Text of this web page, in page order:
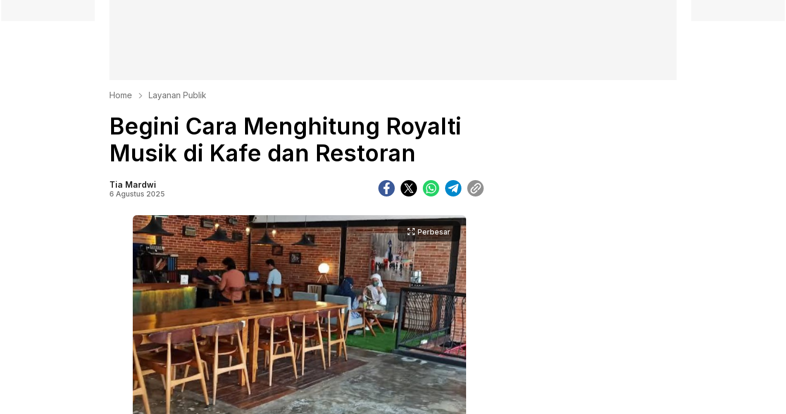
Home Layanan Publik
Begini Cara Menghitung Royalti
Musik di Kafe dan Restoran
Tia Mardwi
6 Agustus 2025
Perbesar